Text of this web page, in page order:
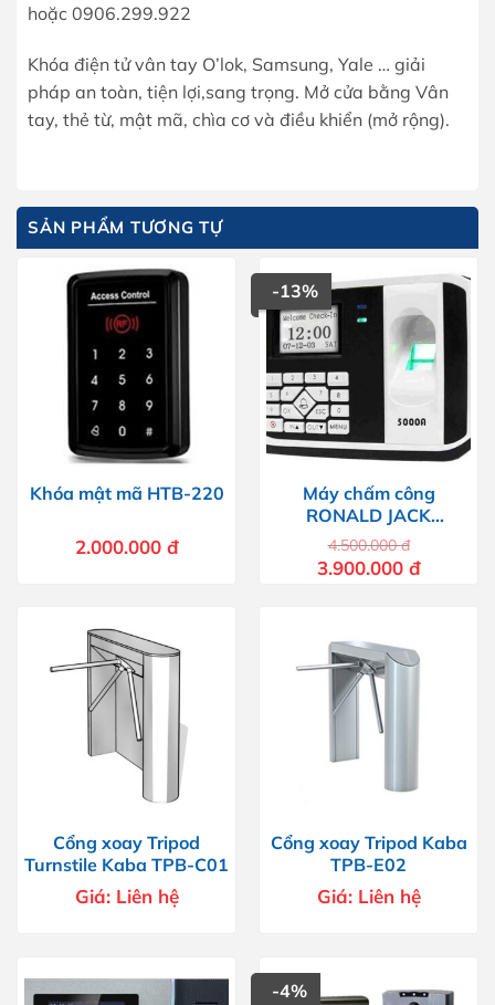
hoặc 0906.299.922
Khóa điện tử vân tay O’lok, Samsung, Yale … giải
pháp an toàn, tiện lợi,sang trọng. Mở cửa bằng Vân
tay, thẻ từ, mật mã, chìa cơ và điều khiển (mở rộng).
SẢN PHẨM TƯƠNG TỰ
Khóa mật mã HTB-220
2.000.000 đ
-13%
Máy chấm công
RONALD JACK
5000AID
4.500.000đ
Giá
gốc
3.900.000 đGiá
hiện
Cổng xoay Tripod
Turnstile Kaba TPB-C01
Giá: Liên hệ
Cổng xoay Tripod Kaba
TPB-E02
Giá: Liên hệ
-4%